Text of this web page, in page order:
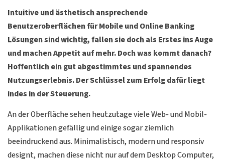
Intuitive und ästhetisch ansprechende
Benutzeroberflächen für Mobile und Online Banking
Lösungen sind wichtig, fallen sie doch als Erstes ins Auge
und machen Appetit auf mehr. Doch was kommt danach?
Hoffentlich ein gut abgestimmtes und spannendes
Nutzungserlebnis. Der Schlüssel zum Erfolg dafür liegt
indes in der Steuerung.
An der Oberfläche sehen heutzutage viele Web- und Mobil-
Applikationen gefällig und einige sogar ziemlich
beeindruckend aus. Minimalistisch, modern und responsiv
designt, machen diese nicht nur auf dem Desktop Computer,